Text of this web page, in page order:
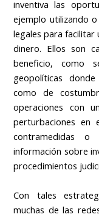
inventiva las
ejemplo utilizando
legales para facilitar
dinero. Ellos son
beneficio, como
geopolíticas
como de
operaciones con
perturbaciones
contramedidas
información sobre
procedimientos
Con tales
muchas de las